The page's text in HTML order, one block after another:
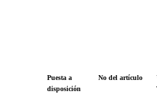
Puesta a
disposición
No del artículo